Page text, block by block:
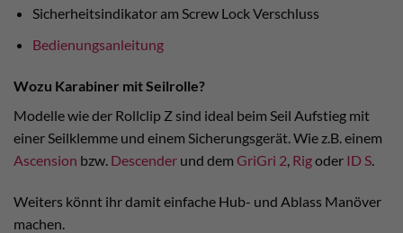
Sicherheitsindikator am Screw Lock Verschluss
Bedienungsanleitung
Wozu Karabiner mit Seilrolle?
Modelle wie der Rollclip Z sind ideal beim Seil Aufstieg mit
einer Seilklemme und einem Sicherungsgerät. Wie z.B. einem
Ascension bzw. Descender und dem GriGri 2, Rigoder ID S.
Weiters könnt ihr damit einfache Hub- und Ablass Manöver
machen.